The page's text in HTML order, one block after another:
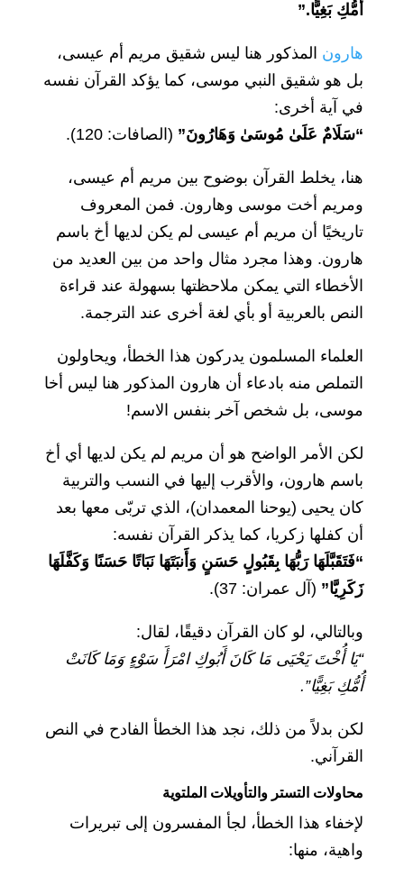
أُمُّكِ بَغِيًّا.”
هارون المذكور هنا ليس شقيق مريم أم عيسى،
بل هو شقيق النبي موسى، كما يؤكد القرآن نفسه
في آية أخرى:
“سَلَامٌ عَلَىٰ مُوسَىٰ وَهَارُونَ” (الصافات: 120).
هنا، يخلط القرآن بوضوح بين مريم أم عيسى،
ومريم أخت موسى وهارون. فمن المعروف
تاريخيًا أن مريم أم عيسى لم يكن لديها أخ باسم
هارون. وهذا مجرد مثال واحد من بين العديد من
الأخطاء التي يمكن ملاحظتها بسهولة عند قراءة
النص بالعربية أو بأي لغة أخرى عند الترجمة.
العلماء المسلمون يدركون هذا الخطأ، ويحاولون
التملص منه بادعاء أن هارون المذكور هنا ليس أخا
موسى، بل شخص آخر بنفس الاسم!
لكن الأمر الواضح هو أن مريم لم يكن لديها أي أخ
باسم هارون، والأقرب إليها في النسب والتربية
كان يحيى (يوحنا المعمدان)، الذي تربّى معها بعد
أن كفلها زكريا، كما يذكر القرآن نفسه:
“فَتَقَبَّلَهَا رَبُّهَا بِقَبُولٍ حَسَنٍ وَأَنبَتَهَا نَبَاتًا حَسَنًا وَكَفَّلَهَا
زَكَرِيَّا” (آل عمران: 37).
وبالتالي، لو كان القرآن دقيقًا، لقال:
“يَا أُخْتَ يَحْيَى مَا كَانَ أَبُوكِ امْرَأَ سَوْءٍ وَمَا كَانَتْ
أُمُّكِ بَغِيًّا”.
لكن بدلاً من ذلك، نجد هذا الخطأ الفادح في النص
القرآني.
محاولات التستر والتأويلات الملتوية
لإخفاء هذا الخطأ، لجأ المفسرون إلى تبريرات
واهية، منها: